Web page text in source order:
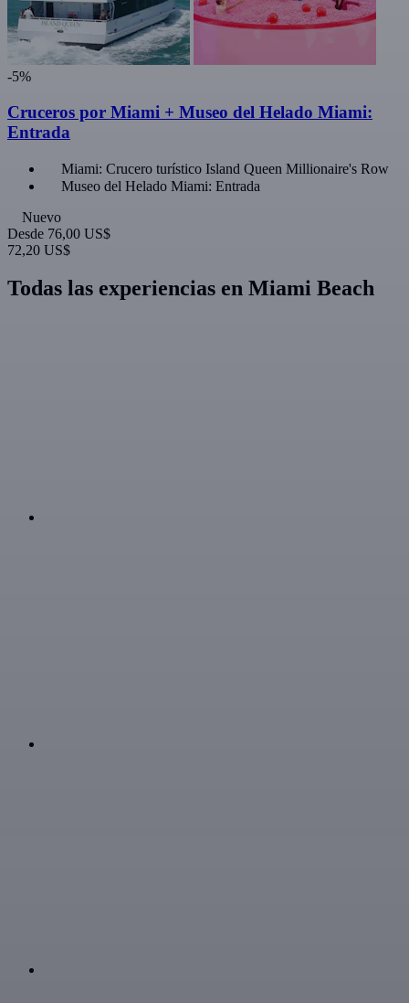
-5%
Cruceros por Miami + Museo del Helado Miami:
Entrada
Miami: Crucero turístico Island Queen Millionaire's Row
Museo del Helado Miami: Entrada
Nuevo
Desde 76,00 US$
72,20 US$
Todas las experiencias en Miami Beach